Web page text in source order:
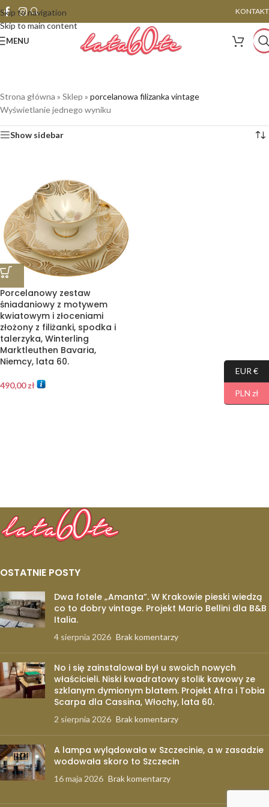
Skip to navigation
Skip to main content
KONTAKT
MENU
Strona główna » Sklep » porcelanowa filizanka vintage
Wyświetlanie jednego wyniku
Show sidebar
Porcelanowy zestaw
śniadaniowy z motywem
kwiatowym i złoceniami
złożony z filiżanki, spodka i
talerzyka, Winterling
Marktleuthen Bavaria,
Niemcy, lata 60.
490,00zł
OSTATNIE POSTY
Dwa fotele „Amanta”. W Krakowie pieski wiedzą
co to dobry vintage. Projekt Mario Bellini dla B&B
Italia.
4 sierpnia 2026 Brak komentarzy
No i się zainstalował był u swoich nowych
właścicieli. Niski kwadratowy stolik kawowy ze
szklanym dymionym blatem. Projekt Afra i Tobia
Scarpa dla Cassina, Włochy, lata 60.
2 sierpnia 2026 Brak komentarzy
A lampa wylądowała w Szczecinie, a w zasadzie
wodowała skoro to Szczecin
16 maja 2026 Brak komentarzy
EUR €
PLN zł